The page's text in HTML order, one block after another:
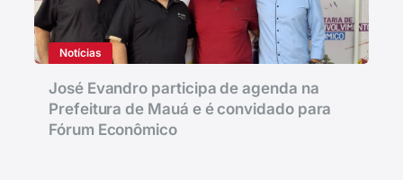
Notícias
José Evandro participa de agenda na
Prefeitura de Mauá e é convidado para
Fórum Econômico